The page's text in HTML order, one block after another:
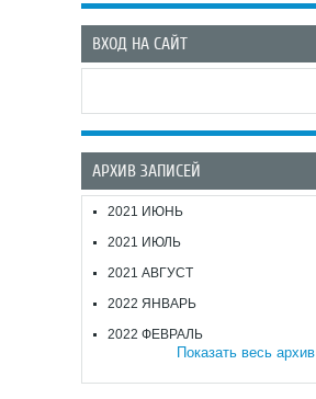
ВХОД НА САЙТ
АРХИВ ЗАПИСЕЙ
2021 ИЮНЬ
2021 ИЮЛЬ
2021 АВГУСТ
2022 ЯНВАРЬ
2022 ФЕВРАЛЬ
Показать весь архив